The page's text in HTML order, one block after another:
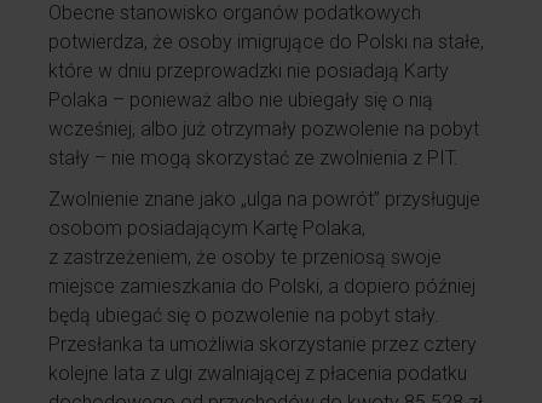
Obecne stanowisko organów podatkowych
potwierdza, że osoby imigrujące do Polski na stałe,
które w dniu przeprowadzki nie posiadają Karty
Polaka – ponieważ albo nie ubiegały się o nią
wcześniej, albo już otrzymały pozwolenie na pobyt
stały – nie mogą skorzystać ze zwolnienia z PIT.
Zwolnienie znane jako „ulga na powrót” przysługuje
osobom posiadającym Kartę Polaka,
z zastrzeżeniem, że osoby te przeniosą swoje
miejsce zamieszkania do Polski, a dopiero później
będą ubiegać się o pozwolenie na pobyt stały.
Przesłanka ta umożliwia skorzystanie przez cztery
kolejne lata z ulgi zwalniającej z płacenia podatku